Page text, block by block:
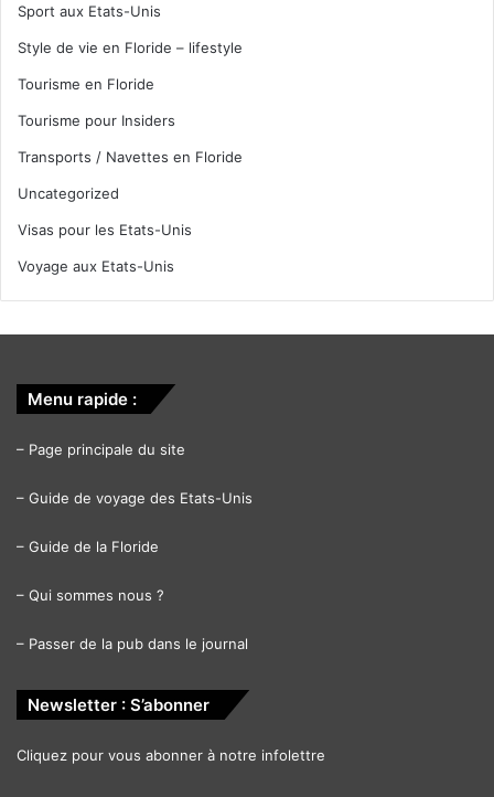
Sport aux Etats-Unis
Style de vie en Floride – lifestyle
Tourisme en Floride
Tourisme pour Insiders
Transports / Navettes en Floride
Uncategorized
Visas pour les Etats-Unis
Voyage aux Etats-Unis
Menu rapide :
– Page principale du site
– Guide de voyage des Etats-Unis
– Guide de la Floride
– Qui sommes nous ?
– Passer de la pub dans le journal
Newsletter : S’abonner
Cliquez pour vous abonner à notre infolettre